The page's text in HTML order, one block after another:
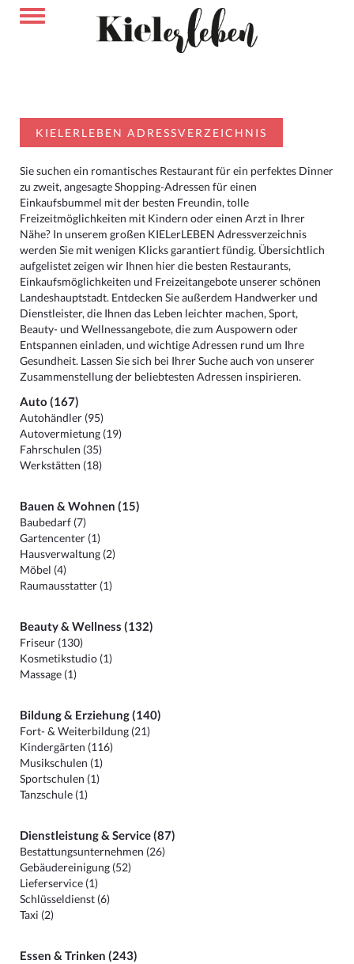
KIELERLEBEN ADRESSVERZEICHNIS
Sie suchen ein romantisches Restaurant für ein perfektes Dinner
zu zweit, angesagte Shopping-Adressen für einen
Einkaufsbummel mit der besten Freundin, tolle
Freizeitmöglichkeiten mit Kindern oder einen Arzt in Ihrer
Nähe? In unserem großen KIELerLEBEN Adressverzeichnis
werden Sie mit wenigen Klicks garantiert fündig. Übersichtlich
aufgelistet zeigen wir Ihnen hier die besten Restaurants,
Einkaufsmöglichkeiten und Freizeitangebote unserer schönen
Landeshauptstadt. Entdecken Sie außerdem Handwerker und
Dienstleister, die Ihnen das Leben leichter machen, Sport,
Beauty- und Wellnessangebote, die zum Auspowern oder
Entspannen einladen, und wichtige Adressen rund um Ihre
Gesundheit. Lassen Sie sich bei Ihrer Suche auch von unserer
Zusammenstellung der beliebtesten Adressen inspirieren.
Auto (167)
Autohändler (95)
Autovermietung (19)
Fahrschulen (35)
Werkstätten (18)
Bauen & Wohnen (15)
Baubedarf (7)
Gartencenter (1)
Hausverwaltung (2)
Möbel (4)
Raumausstatter (1)
Beauty & Wellness (132)
Friseur (130)
Kosmetikstudio (1)
Massage (1)
Bildung & Erziehung (140)
Fort- & Weiterbildung (21)
Kindergärten (116)
Musikschulen (1)
Sportschulen (1)
Tanzschule (1)
Dienstleistung & Service (87)
Bestattungsunternehmen (26)
Gebäudereinigung (52)
Lieferservice (1)
Schlüsseldienst (6)
Taxi (2)
Essen & Trinken (243)